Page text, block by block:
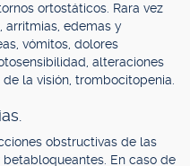
ortostáticos. Rara vez
arritmias, edemas y
vómitos, dolores
alteraciones
la visión, trombocitopenia.
obstructivas de las
En caso de